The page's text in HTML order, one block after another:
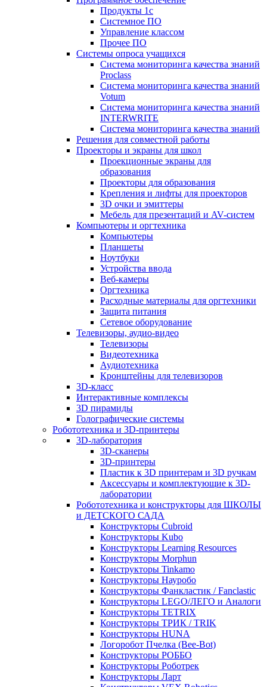
Продукты 1с
Системное ПО
Управление классом
Прочее ПО
Системы опроса учащихся
Система мониторинга качества знаний
Proclass
Система мониторинга качества знаний
Votum
Система мониторинга качества знаний
INTERWRITE
Система мониторинга качества знаний
Решения для совместной работы
Проекторы и экраны для школ
Проекционные экраны для
образования
Проекторы для образования
Крепления и лифты для проекторов
3D очки и эмиттеры
Мебель для презентаций и AV-систем
Компьютеры и оргтехника
Компьютеры
Планшеты
Ноутбуки
Устройства ввода
Веб-камеры
Оргтехника
Расходные материалы для оргтехники
Защита питания
Сетевое оборудование
Телевизоры, аудио-видео
Телевизоры
Видеотехника
Аудиотехника
Кронштейны для телевизоров
3D-класс
Интерактивные комплексы
3D пирамиды
Голографические системы
Робототехника и 3D-принтеры
3D-лаборатория
3D-сканеры
3D-принтеры
Пластик к 3D принтерам и 3D ручкам
Аксессуары и комплектующие к 3D-
лаборатории
Робототехника и конструкторы для ШКОЛЫ
и ДЕТСКОГО САДА
Конструкторы Cubroid
Конструкторы Kubo
Конструкторы Learning Resources
Конструкторы Morphun
Конструкторы Tinkamo
Конструкторы Науробо
Конструкторы Фанкластик / Fanclastic
Конструкторы LEGO/ЛЕГО и Аналоги
Конструкторы TETRIX
Конструкторы ТРИК / TRIK
Конструкторы HUNA
Логоробот Пчелка (Bee-Bot)
Конструкторы РОББО
Конструкторы Роботрек
Конструкторы Ларт